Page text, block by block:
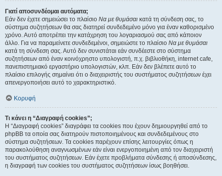
Γιατί αποσυνδέομαι αυτόματα;
Εάν δεν έχετε σημειώσει το πλαίσιο Να με θυμάσαι κατά τη σύνδεση σας, το
σύστημα συζητήσεων θα σας διατηρεί συνδεδεμένο μόνο για έναν καθορισμένο
χρόνο. Αυτό αποτρέπει την κατάχρηση του λογαριασμού σας από κάποιον
άλλο. Για να παραμείνετε συνδεδεμένοι, σημειώστε το πλαίσιο Να με θυμάσαι
κατά τη σύνδεση σας. Αυτό δεν συνιστάται εάν συνδέεστε στο σύστημα
συζητήσεων από έναν κοινόχρηστο υπολογιστή, π.χ. βιβλιοθήκη, internet cafe,
πανεπιστημιακό εργαστήριο υπολογιστών, κλπ. Εάν δεν βλέπετε αυτό το
πλαίσιο επιλογής σημαίνει ότι ο διαχειριστής του συστήματος συζητήσεων έχει
απενεργοποιήσει αυτό το χαρακτηριστικό.
Κορυφή
Τι κάνει η “Διαγραφή cookies”;
Η “Διαγραφή cookies” διαγράφει τα cookies που έχουν δημιουργηθεί από το
phpBB τα οποία σας διατηρούν πιστοποιημένους και συνδεδεμένους στο
σύστημα συζητήσεων. Τα cookies παρέχουν επίσης λειτουργίες όπως η
παρακολούθηση αναγνωσμένων εάν είναι ενεργοποιημένη από τον διαχειριστή
του συστήματος συζητήσεων. Εάν έχετε προβλήματα σύνδεσης ή αποσύνδεσης,
η διαγραφή των cookies του συστήματος συζητήσεων ίσως βοηθήσει.